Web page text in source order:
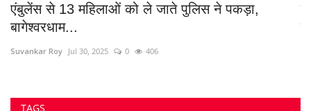
एंबुलेंस से 13 महिलाओं को ले जाते पुलिस ने पकड़ा,
बागेश्वरधाम...
Suvankar Roy Jul 30, 2025 0 406
TAGS